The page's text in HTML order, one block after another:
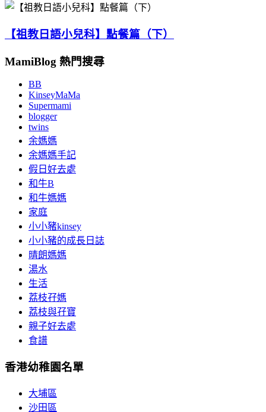
【祖教日語小兒科】點餐篇（下）
MamiBlog 熱門搜尋
BB
KinseyMaMa
Supermami
blogger
twins
余媽媽
余媽媽手記
假日好去處
和牛B
和牛媽媽
家庭
小小豬kinsey
小小豬的成長日誌
晴朗媽媽
湯水
生活
荔枝孖媽
荔枝與孖寶
親子好去處
食譜
香港幼稚園名單
大埔區
沙田區